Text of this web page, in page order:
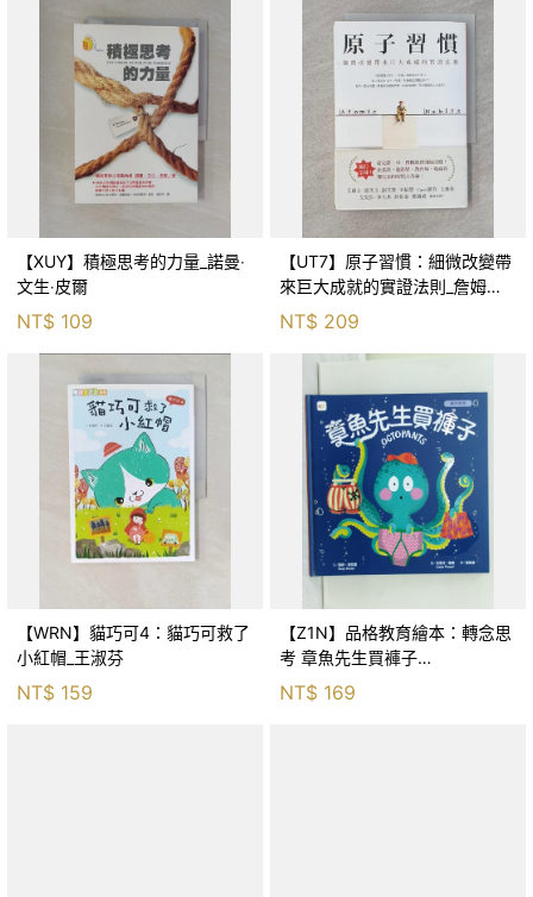
【XUY】積極思考的力量_諾曼‧
文生‧皮爾
NT$ 109
【UT7】原子習慣：細微改變帶
來巨大成就的實證法則_詹姆斯‧
克利爾, 蔡世偉
NT$ 209
【WRN】貓巧可4：貓巧可救了
小紅帽_王淑芬
NT$ 159
【Z1N】品格教育繪本：轉念思
考 章魚先生買褲子
(Octopants)_蘇西‧西尼爾, 黃筱
NT$ 169